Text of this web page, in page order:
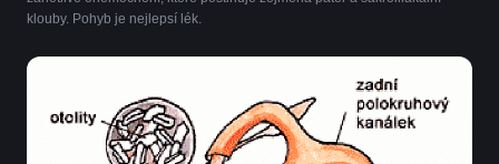
klouby. Pohyb je nejlepsí lék.